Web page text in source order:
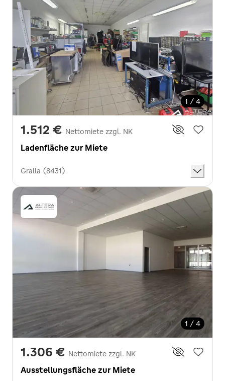
1 / 4
1.512 € Nettomiete zzgl. NK
Ladenfläche zur Miete
Gralla (8431)
1 / 4
1.306 € Nettomiete zzgl. NK
Ausstellungsfläche zur Miete